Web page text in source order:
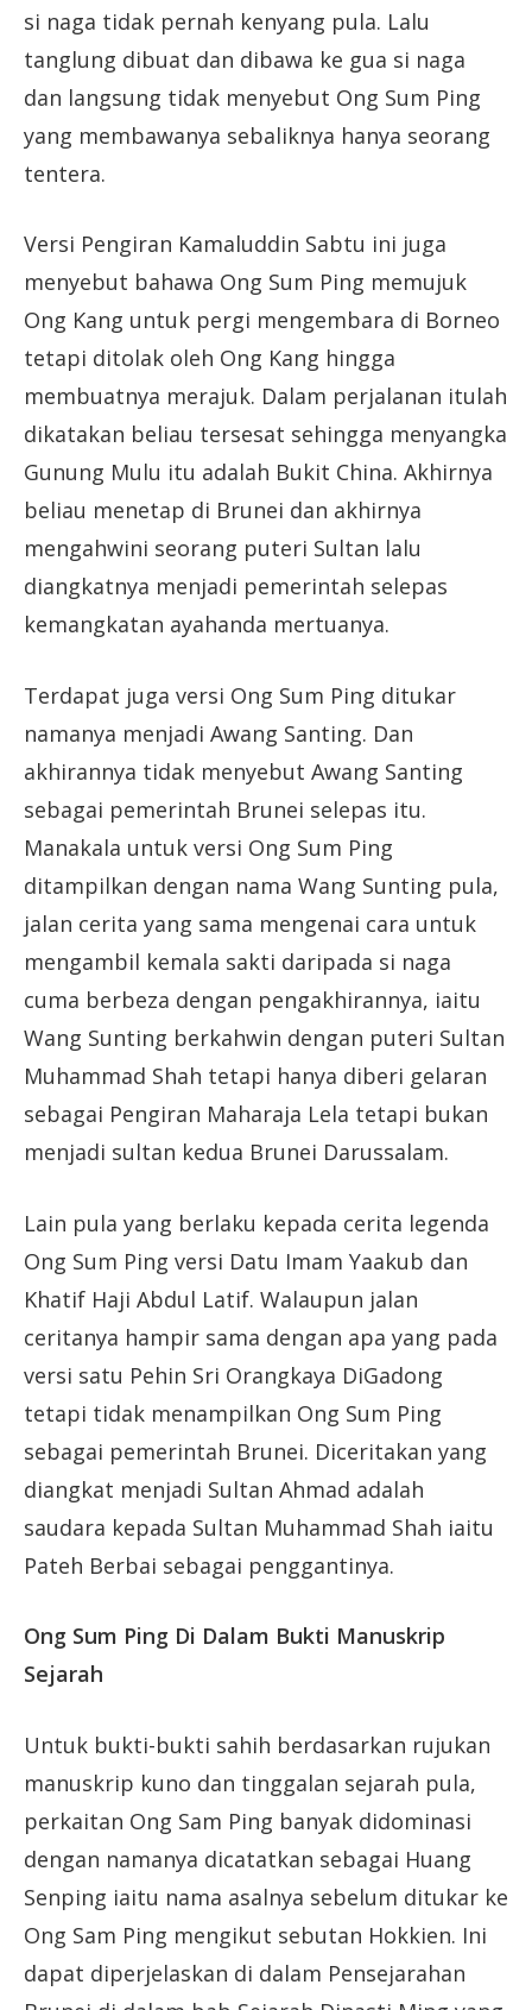
si naga tidak pernah kenyang pula. Lalu
tanglung dibuat dan dibawa ke gua si naga
dan langsung tidak menyebut Ong Sum Ping
yang membawanya sebaliknya hanya seorang
tentera.
Versi Pengiran Kamaluddin Sabtu ini juga
menyebut bahawa Ong Sum Ping memujuk
Ong Kang untuk pergi mengembara di Borneo
tetapi ditolak oleh Ong Kang hingga
membuatnya merajuk. Dalam perjalanan itulah
dikatakan beliau tersesat sehingga menyangka
Gunung Mulu itu adalah Bukit China. Akhirnya
beliau menetap di Brunei dan akhirnya
mengahwini seorang puteri Sultan lalu
diangkatnya menjadi pemerintah selepas
kemangkatan ayahanda mertuanya.
Terdapat juga versi Ong Sum Ping ditukar
namanya menjadi Awang Santing. Dan
akhirannya tidak menyebut Awang Santing
sebagai pemerintah Brunei selepas itu.
Manakala untuk versi Ong Sum Ping
ditampilkan dengan nama Wang Sunting pula,
jalan cerita yang sama mengenai cara untuk
mengambil kemala sakti daripada si naga
cuma berbeza dengan pengakhirannya, iaitu
Wang Sunting berkahwin dengan puteri Sultan
Muhammad Shah tetapi hanya diberi gelaran
sebagai Pengiran Maharaja Lela tetapi bukan
menjadi sultan kedua Brunei Darussalam.
Lain pula yang berlaku kepada cerita legenda
Ong Sum Ping versi Datu Imam Yaakub dan
Khatif Haji Abdul Latif. Walaupun jalan
ceritanya hampir sama dengan apa yang pada
versi satu Pehin Sri Orangkaya DiGadong
tetapi tidak menampilkan Ong Sum Ping
sebagai pemerintah Brunei. Diceritakan yang
diangkat menjadi Sultan Ahmad adalah
saudara kepada Sultan Muhammad Shah iaitu
Pateh Berbai sebagai penggantinya.
Ong Sum Ping Di Dalam Bukti Manuskrip
Sejarah
Untuk bukti-bukti sahih berdasarkan rujukan
manuskrip kuno dan tinggalan sejarah pula,
perkaitan Ong Sam Ping banyak didominasi
dengan namanya dicatatkan sebagai Huang
Senping iaitu nama asalnya sebelum ditukar ke
Ong Sam Ping mengikut sebutan Hokkien. Ini
dapat diperjelaskan di dalam Pensejarahan